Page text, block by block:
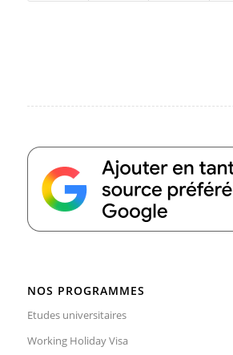
NOS PROGRAMMES
Etudes universitaires
Working Holiday Visa